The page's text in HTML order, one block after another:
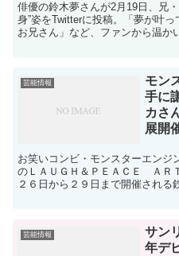
俳優の鈴木夢さんが2月19日、兄
身”姿をTwitterに投稿。「夢が叶
お兄さん」など、ファンから温か
芸能情報
モン
手に
カさ
展開
お笑いコンビ・モンスターエンジ
のＬＡＵＧＨ＆ＰＥＡＣＥ Ａ
２６日から２９日まで開催される
芸能情報
サン
年デ